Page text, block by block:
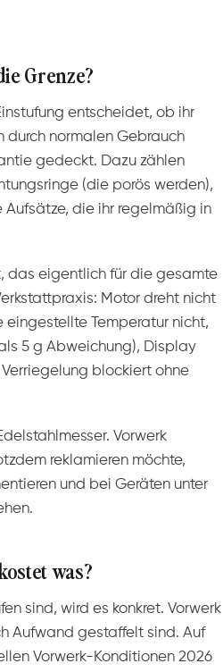
Grenze?
entscheidet, ob ihr
durch normalen Gebrauch
gedeckt. Dazu zählen
(die porös werden),
die ihr regelmäßig in
das eigentlich für die gesamte
Motor dreht nicht
eingestellte Temperatur nicht,
5 g Abweichung), Display
blockiert ohne
Vorwerk
reklamieren möchte,
und bei Geräten unter
was?
sind, wird es konkret. Vorwerk
Aufwand gestaffelt sind. Auf
Vorwerk-Konditionen 2026